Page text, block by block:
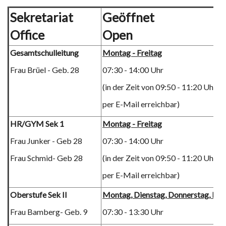
Sekretariat
Office
Geöffnet
Open
Gesamtschulleitung
Frau Brüel - Geb. 28
Montag - Freitag
07:30 - 14:00 Uhr
(in der Zeit von 09:50 - 11:20 Uhr
per E-Mail erreichbar)
HR/GYM Sek 1
Frau Junker - Geb 28
Frau Schmid- Geb 28
Montag - Freitag
07:30 - 14:00 Uhr
(in der Zeit von 09:50 - 11:20 Uhr
per E-Mail erreichbar)
Oberstufe Sek II
Frau Bamberg- Geb. 9
Montag, Dienstag, Donnerstag,
07:30 - 13:30 Uhr